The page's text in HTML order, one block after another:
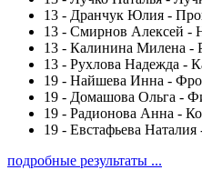
13 - Дранчук Юлия -
13 - Смирнов Алексей -
13 - Калинина Милена -
13 - Рухлова Надежда -
19 - Найшева Инна -
19 - Домашова Ольга -
19 - Радионова Анна -
19 - Евстафьева
подробные результаты ...